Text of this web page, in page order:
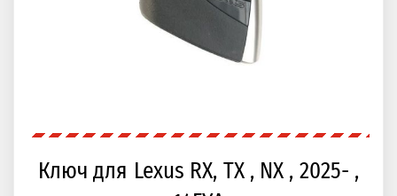
Ключ для Lexus RX, TX , NX , 2025- ,